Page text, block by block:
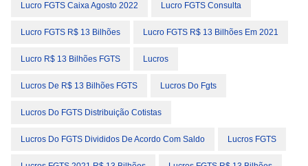
Lucro FGTS Caixa Agosto 2022 Lucro FGTS Consulta
Lucro FGTS R$ 13 Bilhões Lucro FGTS R$ 13 Bilhões Em 2021
Lucro R$ 13 Bilhões FGTS Lucros
Lucros De R$ 13 Bilhões FGTS Lucros Do Fgts
Lucros Do FGTS Distribuição Cotistas
Lucros Do FGTS Divididos De Acordo Com Saldo Lucros FGTS